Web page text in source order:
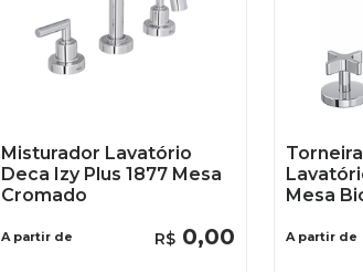
Misturador Lavatório
Deca Izy Plus 1877 Mesa
Cromado
A partir de R$ 0,00
Mesa
A partir de